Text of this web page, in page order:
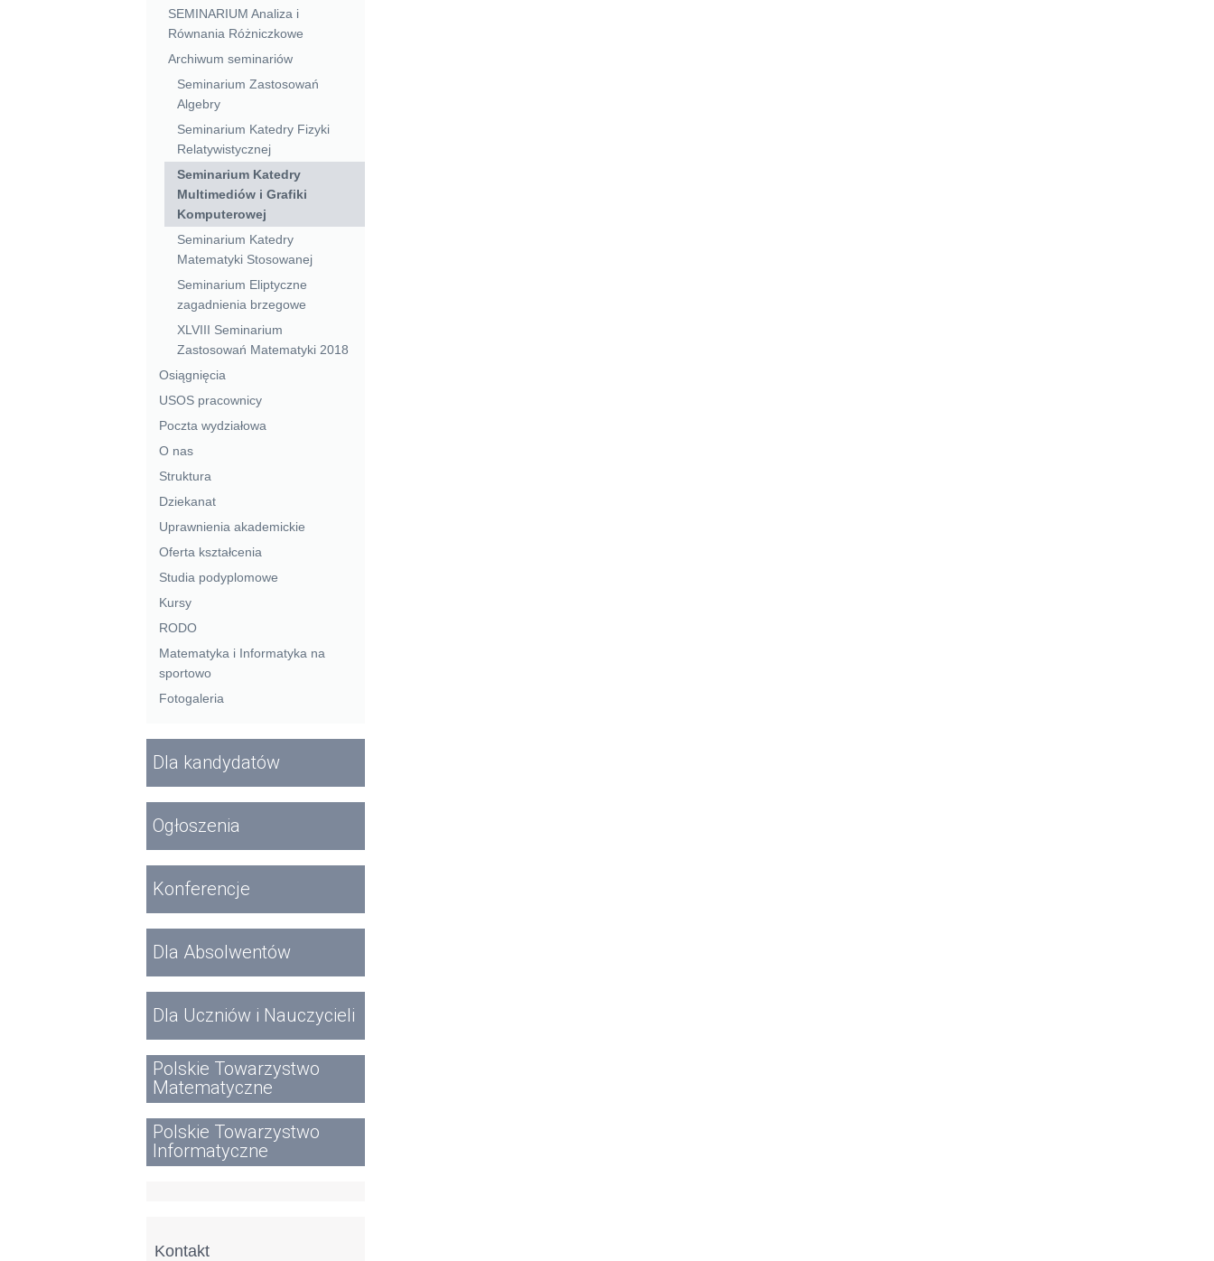
SEMINARIUM Analiza i
Równania Różniczkowe
Archiwum seminariów
Seminarium Zastosowań
Algebry
Seminarium Katedry Fizyki
Relatywistycznej
Seminarium Katedry
Multimediów i Grafiki
Komputerowej
Seminarium Katedry
Matematyki Stosowanej
Seminarium Eliptyczne
zagadnienia brzegowe
XLVIII Seminarium
Zastosowań Matematyki 2018
Osiągnięcia
USOS pracownicy
Poczta wydziałowa
O nas
Struktura
Dziekanat
Uprawnienia akademickie
Oferta kształcenia
Studia podyplomowe
Kursy
RODO
Matematyka i Informatyka na
sportowo
Fotogaleria
Dla kandydatów
Ogłoszenia
Konferencje
Dla Absolwentów
Dla Uczniów i Nauczycieli
Polskie Towarzystwo
Matematyczne
Polskie Towarzystwo
Informatyczne
Kontakt